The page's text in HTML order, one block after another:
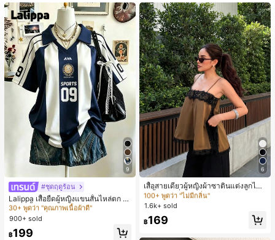
9
#ชุดฤดูร้อน
Lalippa เสื้อยืดผู้หญิงแขนสั้นไหล่ตก ค
อวีปกเสื้อ ลายพิมพ์ดิจิทัลลายทาง สไตล์
สปอร์ตแฟชั่นมินิมอล ของขวัญสำหรับเ
พื่อน
#1 ขายดี ใน หลากสี เสื้อยืดผู้หญิง
30+ พูดว่า "คุณภาพเนื้อผ้าดี"
#1 ขายดี ใน หลากสี เสื้อยืดผู้หญิง
30+ พูดว่า "คุณภาพเนื้อผ้าดี"
#1 ขายดี ใน หลากสี เสื้อยืดผู้หญิง
30+ พูดว่า "คุณภาพเนื้อผ้าดี"
#1 ขายดี ใน หลากสี เสื้อยืดผู้หญิง
30+ พูดว่า "คุณภาพเนื้อผ้าดี"
900+ sold
฿199
6
เสื้อสายเดี่ยวผู้หญิงผ้าซาตินแต่งลูกไม้
- เสื้อสายเดี่ยวฤดูร้อนสีคากีมีรอยผ่าด้า
นข้างที่น่าดึงดูดแบบสบายๆ
#1 ขายดี
ใน สีกากี เสื้อสตรี เสื้อเบลาส์ & Tee
100+ พูดว่า "ไม่มีกลิ่น"
ลูกค้ากลับมาซื้อซ้ำ!
#1 ขายดี
ใน สีกากี เสื้อสตรี เสื้อเบลาส์ & Tee
100+ พูดว่า "ไม่มีกลิ่น"
ลูกค้ากลับมาซื้อซ้ำ!
#1 ขายดี
ใน สีกากี เสื้อสตรี เสื้อเบลาส์ & Tee
100+ พูดว่า "ไม่มีกลิ่น"
ลูกค้ากลับมาซื้อซ้ำ!
#1 ขายดี
100+ พูดว่า "ไม่มีกลิ่น"
1.6k+ sold
฿169